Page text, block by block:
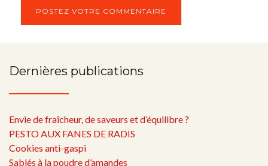
Dernières publications
Envie de fraîcheur, de saveurs et d’équilibre ?
PESTO AUX FANES DE RADIS
Cookies anti-gaspi
Sablés à la poudre d’amandes